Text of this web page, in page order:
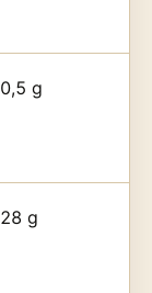
0,5 g
28 g